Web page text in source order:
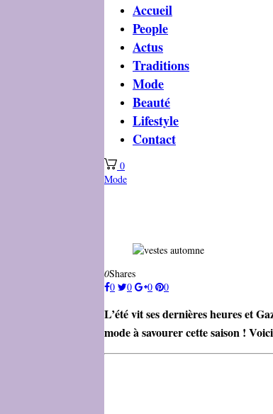
Accueil
People
Actus
Traditions
Mode
Beauté
Lifestyle
Contact
0
Mode
0Shares
0
0 0 0
L’été vit ses dernières heures et
mode à savourer cette saison !